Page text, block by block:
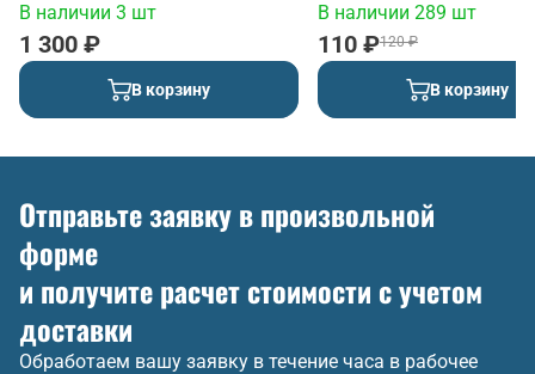
В наличии 3 шт
1 300 ₽
В корзину
В наличии 289 шт
120 ₽
110 ₽
В корзину
Отправьте заявку в произвольной
форме
и получите расчет стоимости с учетом
доставки
Обработаем вашу заявку в течение часа в рабочее